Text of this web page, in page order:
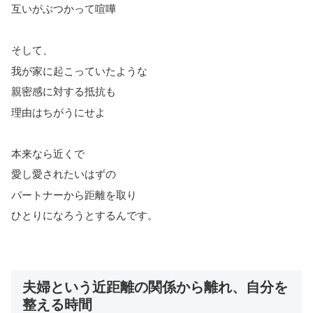
互いがぶつかって喧嘩
そして、
我が家に起こっていたような
親密感に対する抵抗も
理由はちがうにせよ
本来なら近くで
愛し愛されたいはずの
パートナーから距離を取り
ひとりになろうとするんです。
夫婦という近距離の関係から離れ、自分を
整える時間